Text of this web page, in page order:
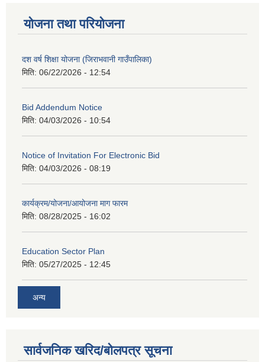
योजना तथा परियोजना
दश वर्ष शिक्षा योजना (जिराभवानी गाउँपालिका)
मिति: 06/22/2026 - 12:54
Bid Addendum Notice
मिति: 04/03/2026 - 10:54
Notice of Invitation For Electronic Bid
मिति: 04/03/2026 - 08:19
कार्यक्रम/योजना/आयोजना माग फारम
मिति: 08/28/2025 - 16:02
Education Sector Plan
मिति: 05/27/2025 - 12:45
अन्य
सार्वजनिक खरिद/बोलपत्र सूचना